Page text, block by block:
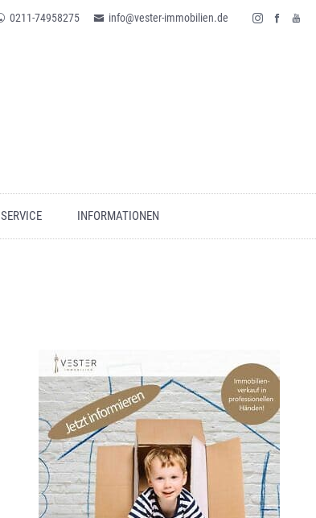
0211-74958275 info@vester-immobilien.de
SERVICE INFORMATIONEN